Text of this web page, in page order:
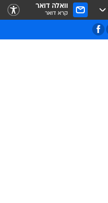
וואלה דואר
קרא דואר